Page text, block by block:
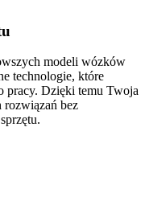
modeli wózków
technologie, które
pracy. Dzięki temu Twoja
rozwiązań bez